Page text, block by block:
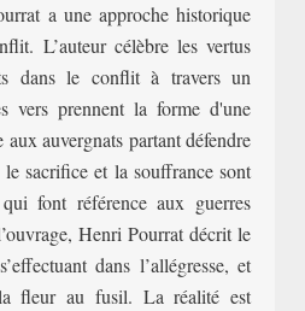
a une approche historique
L’auteur célèbre les vertus
dans le conflit à travers un
vers prennent la forme d'une
aux auvergnats partant défendre
sacrifice et la souffrance sont
font référence aux guerres
Henri Pourrat décrit le
dans l’allégresse, et
fleur au fusil. La réalité est